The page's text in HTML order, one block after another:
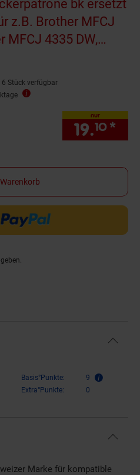
bk ersetzt
z.B. Brother MFCJ
MFCJ 4335 DW,
6 Stück verfügbar
nur
19.10 *
Basis°Punkte:
9
Extra°Punkte:
0
Marke für kompatible